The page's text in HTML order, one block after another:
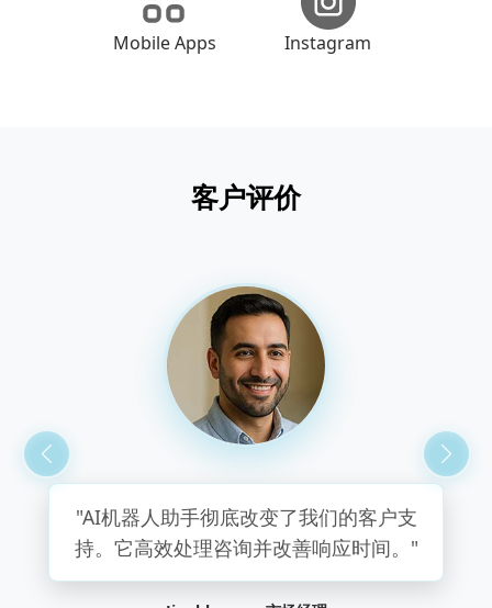
Mobile Apps Instagram
客户评价
"自从实施机器人助手以来，我们的生产
力显著提高。它用户友好且无缝集成。"